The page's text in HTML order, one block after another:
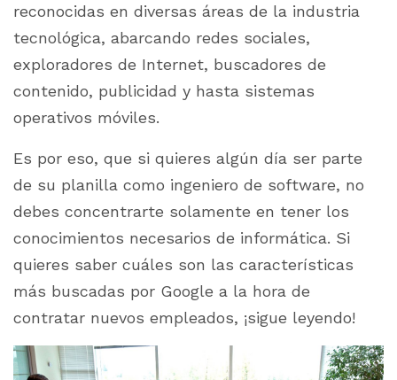
reconocidas en diversas áreas de la industria
tecnológica, abarcando redes sociales,
exploradores de Internet, buscadores de
contenido, publicidad y hasta sistemas
operativos móviles.
Es por eso, que si quieres algún día ser parte
de su planilla como ingeniero de software, no
debes concentrarte solamente en tener los
conocimientos necesarios de informática. Si
quieres saber cuáles son las características
más buscadas por Google a la hora de
contratar nuevos empleados, ¡sigue leyendo!